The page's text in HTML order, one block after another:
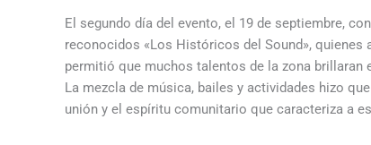
El segundo día del evento, el 19 de septiembre,
reconocidos «Los Históricos del Sound»,
permitió que muchos talentos de la zona brillaran
La mezcla de música, bailes y actividades hizo
unión y el espíritu comunitario que caracteriza a